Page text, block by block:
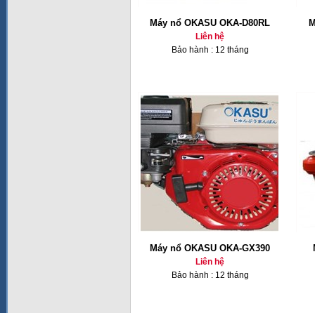
Máy nổ OKASU OKA-D80RL
Liên hệ
Bảo hành : 12 tháng
Máy nổ OKASU OKA-GX390
Liên hệ
Bảo hành : 12 tháng